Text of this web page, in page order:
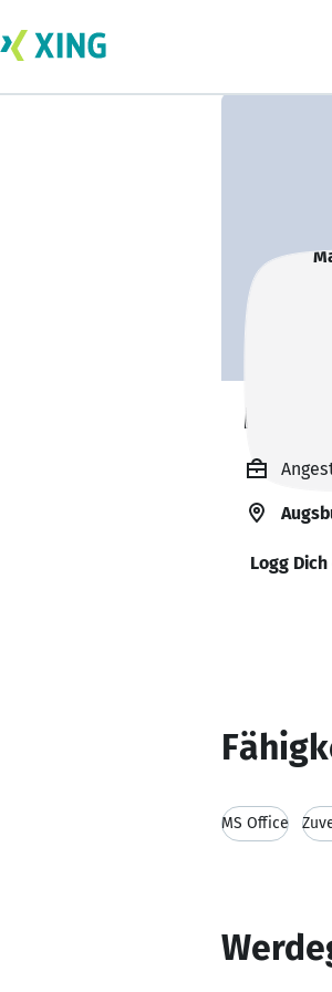
Logg
MS Office